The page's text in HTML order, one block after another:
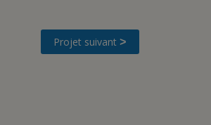
Projet suivant >